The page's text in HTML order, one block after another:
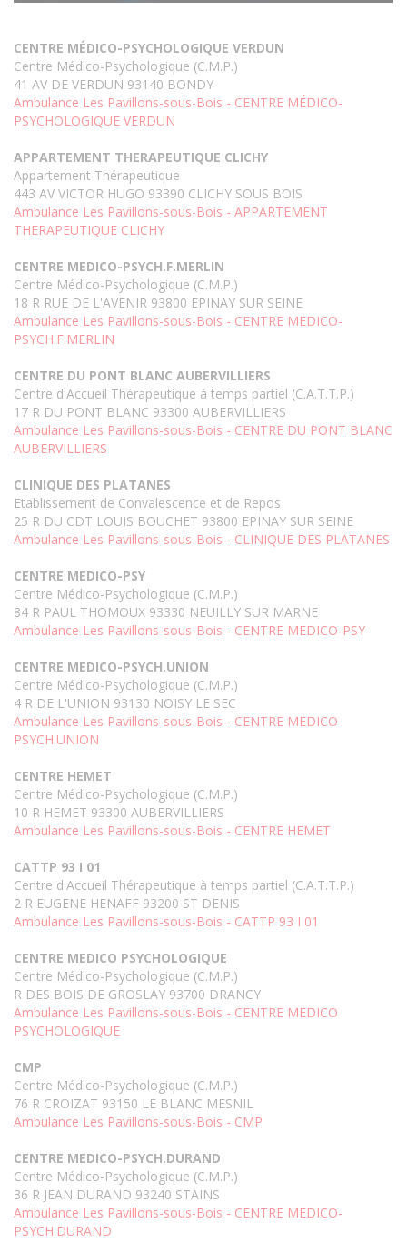
CENTRE MÉDICO-PSYCHOLOGIQUE VERDUN
Centre Médico-Psychologique (C.M.P.)
41 AV DE VERDUN 93140 BONDY
Ambulance Les Pavillons-sous-Bois - CENTRE MÉDICO-
PSYCHOLOGIQUE VERDUN
APPARTEMENT THERAPEUTIQUE CLICHY
Appartement Thérapeutique
443 AV VICTOR HUGO 93390 CLICHY SOUS BOIS
Ambulance Les Pavillons-sous-Bois - APPARTEMENT
THERAPEUTIQUE CLICHY
CENTRE MEDICO-PSYCH.F.MERLIN
Centre Médico-Psychologique (C.M.P.)
18 R RUE DE L'AVENIR 93800 EPINAY SUR SEINE
Ambulance Les Pavillons-sous-Bois - CENTRE MEDICO-
PSYCH.F.MERLIN
CENTRE DU PONT BLANC AUBERVILLIERS
Centre d'Accueil Thérapeutique à temps partiel (C.A.T.T.P.)
17 R DU PONT BLANC 93300 AUBERVILLIERS
Ambulance Les Pavillons-sous-Bois - CENTRE DU PONT BLANC
AUBERVILLIERS
CLINIQUE DES PLATANES
Etablissement de Convalescence et de Repos
25 R DU CDT LOUIS BOUCHET 93800 EPINAY SUR SEINE
Ambulance Les Pavillons-sous-Bois - CLINIQUE DES PLATANES
CENTRE MEDICO-PSY
Centre Médico-Psychologique (C.M.P.)
84 R PAUL THOMOUX 93330 NEUILLY SUR MARNE
Ambulance Les Pavillons-sous-Bois - CENTRE MEDICO-PSY
CENTRE MEDICO-PSYCH.UNION
Centre Médico-Psychologique (C.M.P.)
4 R DE L'UNION 93130 NOISY LE SEC
Ambulance Les Pavillons-sous-Bois - CENTRE MEDICO-
PSYCH.UNION
CENTRE HEMET
Centre Médico-Psychologique (C.M.P.)
10 R HEMET 93300 AUBERVILLIERS
Ambulance Les Pavillons-sous-Bois - CENTRE HEMET
CATTP 93 I 01
Centre d'Accueil Thérapeutique à temps partiel (C.A.T.T.P.)
2 R EUGENE HENAFF 93200 ST DENIS
Ambulance Les Pavillons-sous-Bois - CATTP 93 I 01
CENTRE MEDICO PSYCHOLOGIQUE
Centre Médico-Psychologique (C.M.P.)
R DES BOIS DE GROSLAY 93700 DRANCY
Ambulance Les Pavillons-sous-Bois - CENTRE MEDICO
PSYCHOLOGIQUE
CMP
Centre Médico-Psychologique (C.M.P.)
76 R CROIZAT 93150 LE BLANC MESNIL
Ambulance Les Pavillons-sous-Bois - CMP
CENTRE MEDICO-PSYCH.DURAND
Centre Médico-Psychologique (C.M.P.)
36 R JEAN DURAND 93240 STAINS
Ambulance Les Pavillons-sous-Bois - CENTRE MEDICO-
PSYCH.DURAND